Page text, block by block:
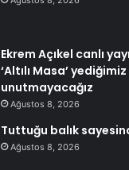
Ekrem Açıkel canlı
‘Altılı Masa’ yediğimiz
unutmayacağız
Ağustos 8, 2026
Tuttuğu balık
Ağustos 8, 2026